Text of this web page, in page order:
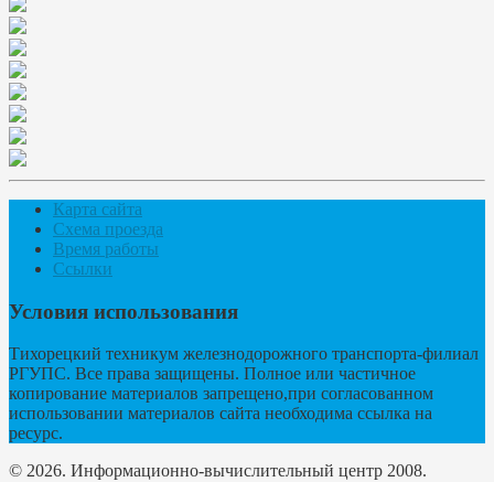
Карта сайта
Схема проезда
Время работы
Ссылки
Условия использования
Тихорецкий техникум железнодорожного транспорта-филиал
РГУПС. Все права защищены. Полное или частичное
копирование материалов запрещено,при согласованном
использовании материалов сайта необходима ссылка на
ресурс.
© 2026. Информационно-вычислительный центр 2008.